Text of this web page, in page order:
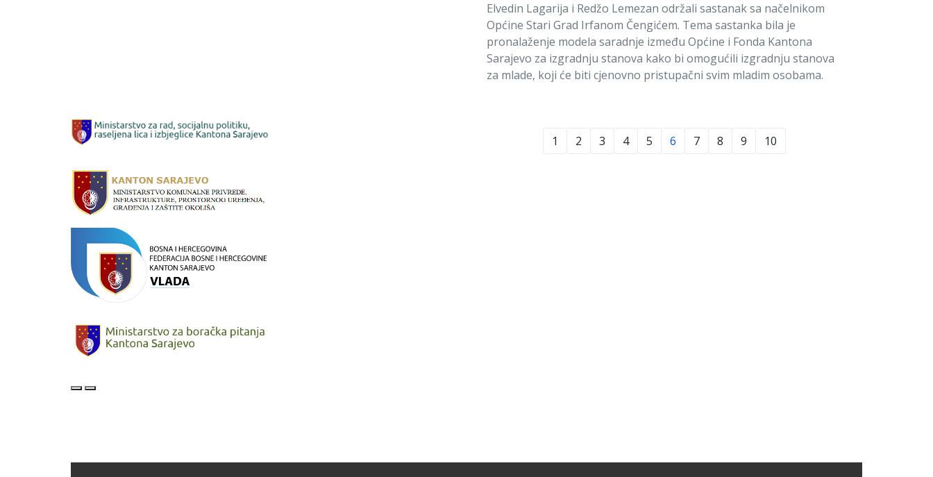
Elvedin Lagarija i Redžo Lemezan održali sastanak sa načelnikom
Općine Stari Grad Irfanom Čengićem. Tema sastanka bila je
pronalaženje modela saradnje između Općine i Fonda Kantona
Sarajevo za izgradnju stanova kako bi omogućili izgradnju stanova
za mlade, koji će biti cjenovno pristupačni svim mladim osobama.
1 2 3 4 5 6 7 8 9 10